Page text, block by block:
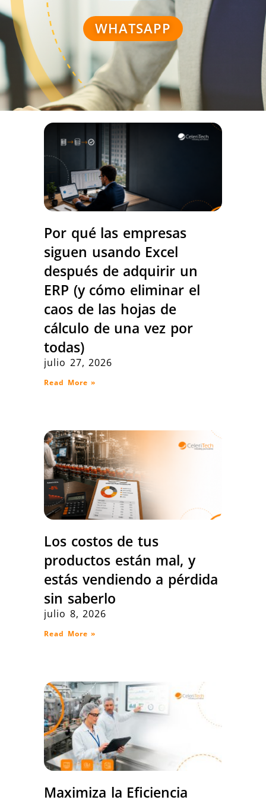
WHATSAPP
Por qué las empresas
siguen usando Excel
después de adquirir un
ERP (y cómo eliminar el
caos de las hojas de
cálculo de una vez por
todas)
julio 27, 2026
Read More »
Los costos de tus
productos están mal, y
estás vendiendo a pérdida
sin saberlo
julio 8, 2026
Read More »
Maximiza la Eficiencia